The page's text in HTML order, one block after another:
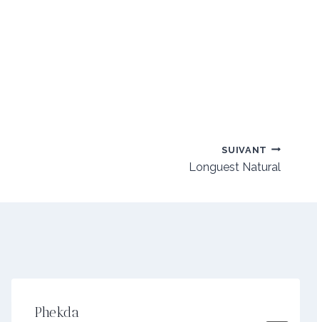
SUIVANT
Longuest Natural
Phekda